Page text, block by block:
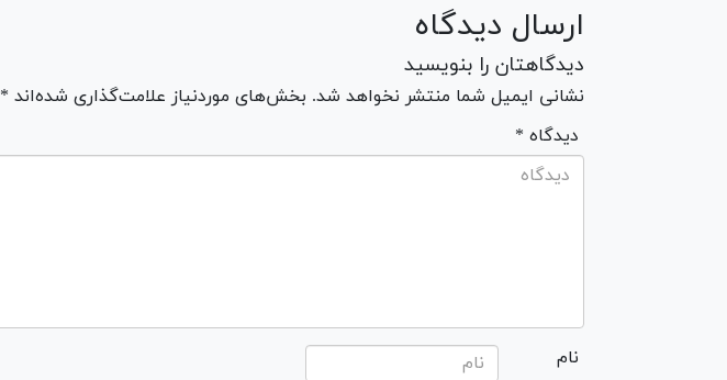
ارسال دیدگاه
دیدگاهتان را بنویسید
نشانی ایمیل شما منتشر نخواهد شد. بخش‌های موردنیاز علامت‌گذاری شده‌اند *
* دیدگاه
نام